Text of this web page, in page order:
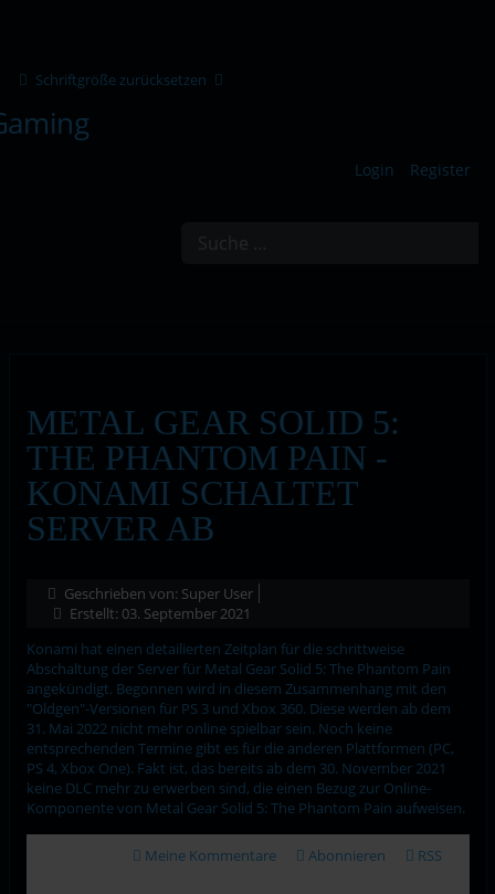
Schriftgröße zurücksetzen
Login Register
METAL GEAR SOLID 5:
THE PHANTOM PAIN -
KONAMI SCHALTET
SERVER AB
Geschrieben von: Super User
Erstellt: 03. September 2021
Konami hat einen detailierten Zeitplan für die schrittweise
Abschaltung der Server für Metal Gear Solid 5: The Phantom Pain
angekündigt. Begonnen wird in diesem Zusammenhang mit den
"Oldgen"-Versionen für PS 3 und Xbox 360. Diese werden ab dem
31. Mai 2022 nicht mehr online spielbar sein. Noch keine
entsprechenden Termine gibt es für die anderen Plattformen (PC,
PS 4, Xbox One). Fakt ist, das bereits ab dem 30. November 2021
keine DLC mehr zu erwerben sind, die einen Bezug zur Online-
Komponente von Metal Gear Solid 5: The Phantom Pain aufweisen.
Meine Kommentare Abonnieren RSS